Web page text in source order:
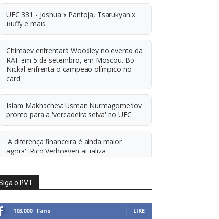
UFC 331 - Joshua x Pantoja, Tsarukyan x
Ruffy e mais
Chimaev enfrentará Woodley no evento da
RAF em 5 de setembro, em Moscou. Bo
Nickal enfrenta o campeão olímpico no
card
Islam Makhachev: Usman Nurmagomedov
pronto para a 'verdadeira selva' no UFC
'A diferença financeira é ainda maior
agora': Rico Verhoeven atualiza
para Michael Morales simplesmente ficar
sentado esperando. E ainda cutuca Prates
o PVT
103,000 Fans LIKE